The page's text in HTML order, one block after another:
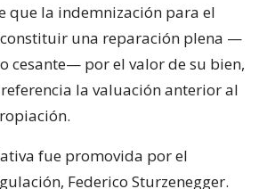
que la indemnización para el
una reparación plena —
cesante— por el valor de su bien,
la valuación anterior al
fue promovida por el
Federico Sturzenegger.